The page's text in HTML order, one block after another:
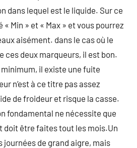
dans lequel est le liquide. Sur ce
Min » et « Max » et vous pourrez
aisément. dans le cas où le
ces deux marqueurs, il est bon.
minimum, il existe une fuite
n’est à ce titre pas assez
de froideur et risque la casse.
fondamental ne nécessite que
doit être faites tout les mois.Un
journées de grand aigre, mais